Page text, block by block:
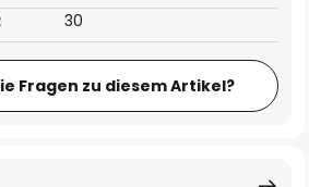
30
Fragen zu diesem Artikel?